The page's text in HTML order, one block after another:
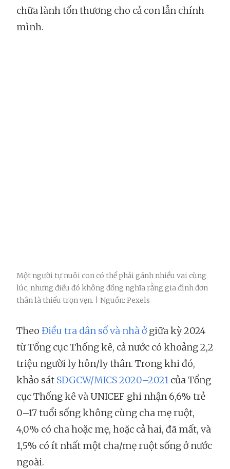
chữa lành tổn thương cho cả con lẫn chính
mình.
Một người tự nuôi con có thể phải gánh nhiều vai cùng
lúc, nhưng điều đó không đồng nghĩa rằng gia đình đơn
thân là thiếu trọn vẹn. | Nguồn: Pexels
Theo Điều tra dân số và nhà ở giữa kỳ 2024
từ Tổng cục Thống kê, cả nước có khoảng 2,2
triệu người ly hôn/ly thân. Trong khi đó,
khảo sát SDGCW/MICS 2020–2021 của Tổng
cục Thống kê và UNICEF ghi nhận 6,6% trẻ
0–17 tuổi sống không cùng cha mẹ ruột,
4,0% có cha hoặc mẹ, hoặc cả hai, đã mất, và
1,5% có ít nhất một cha/mẹ ruột sống ở nước
ngoài.